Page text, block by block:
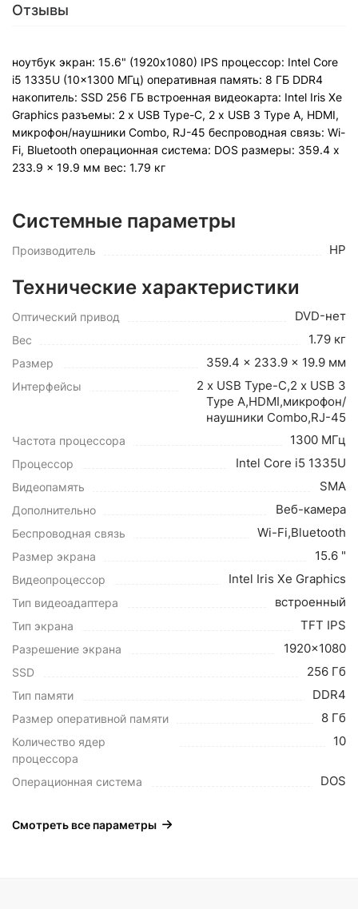
Отзывы
ноутбук экран: 15.6" (1920х1080) IPS процессор: Intel Core
i5 1335U (10x1300 МГц) оперативная память: 8 ГБ DDR4
накопитель: SSD 256 ГБ встроенная видеокарта: Intel Iris Xe
Graphics разъемы: 2 x USB Type-C, 2 х USB 3 Type A, HDMI,
микрофон/наушники Combo, RJ-45 беспроводная связь: Wi-
Fi, Bluetooth операционная система: DOS pазмеры: 359.4 x
233.9 x 19.9 мм вес: 1.79 кг
Системные параметры
Производитель HP
Технические характеристики
Оптический привод DVD-нет
Вес 1.79 кг
Размер 359.4 x 233.9 x 19.9 мм
Интерфейсы
2 x USB Type-C,2 х USB 3
Type A,HDMI,микрофон/
наушники Combo,RJ-45
Частота процессора 1300 МГц
Процессор Intel Core i5 1335U
Видеопамять SMA
Дополнительно Веб-камера
Беспроводная связь Wi-Fi,Bluetooth
Размер экрана 15.6 "
Видеопроцессор Intel Iris Xe Graphics
Тип видеоадаптера встроенный
Тип экрана TFT IPS
Разрешение экрана 1920x1080
SSD 256 Гб
Тип памяти DDR4
Размер оперативной памяти 8 Гб
Количество ядер
процессора
10
Операционная система DOS
Смотреть все параметры